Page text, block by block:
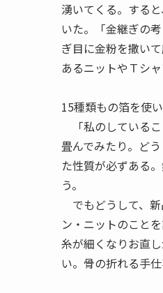
湧いてくる。する
いた。「金継ぎの
ぎ目に金粉を撒い
あるニットやＴシ
15種類もの箔を使い
「私のしている
畳んでみたり。ど
た性質が必ずある
う。
でもどうして、
ン・ニットのこと
糸が細くなりお直
い。骨の折れる手仕